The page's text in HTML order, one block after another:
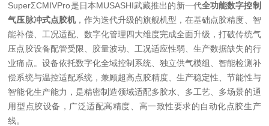
SuperΣCMIVPro是日本MUSASHI武藏推出的新一代全功能数字控制
气压脉冲式点胶机，作为迭代升级的旗舰机型，在基础点胶精度、智
能补偿、工况适配、数字化管理四大维度完成全面升级，打破传统气
压点胶设备配管受限、胶量波动、工况适应性弱、生产数据缺失的行
业痛点。设备依托数字化全域控制系统、独立供气模组、智能检测补
偿系统与温控适配系统，兼顾超高点胶精度、生产稳定性、节能性与
智能化生产能力，是精密制造领域适配多胶水、多工艺、多场景的通
用型点胶设备，广泛适配高精度、高一致性要求的自动化点胶生产
线。